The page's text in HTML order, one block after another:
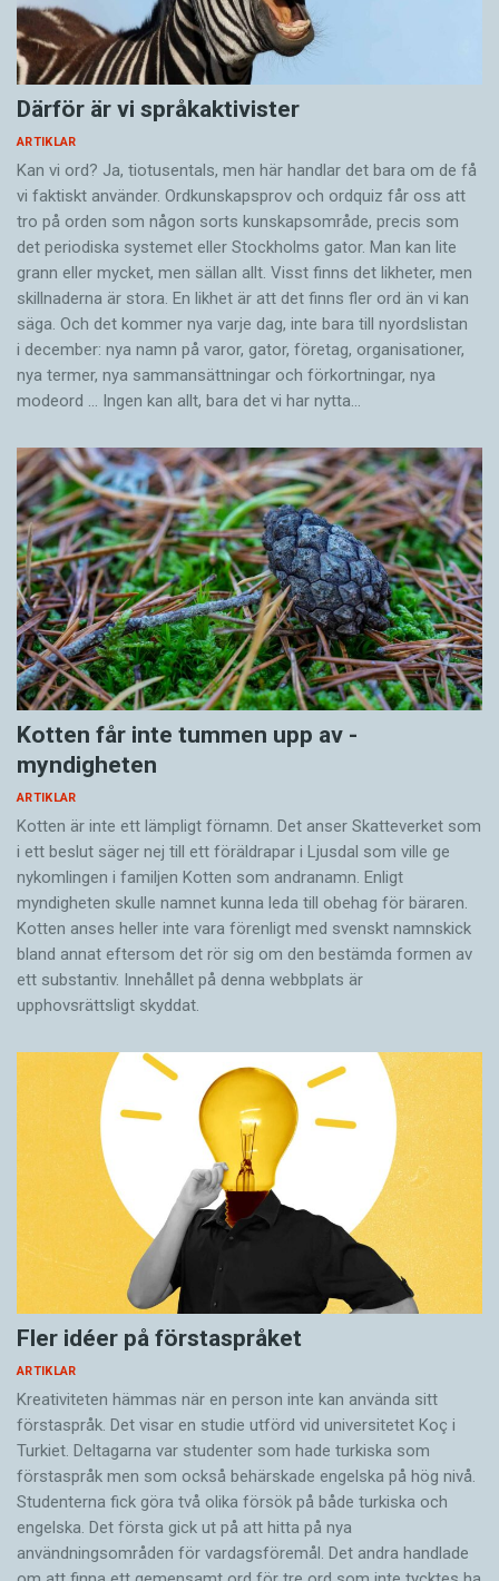
Dubbelriktad kommunikation ger fullvärdigt
samarbete
Fågeln visar människan vägen till
vaxkakorna till fågeln. Båda arterna kan
kommunicera över artgränsen.
de är hungriga, arga, keliga, stressade samt när
de vill bli utsläppta.
Studien visar att vi generellt är ganska dåliga på
att förstå våra katter – men kattälskare är
något bättre på det än personer med liten eller
ingen erfarenhet av katter. Forskarna
undersökte deltagarnas förmåga att förstå
enstaka kattläten samt serier av läten som
katter använder i en viss situation, exempelvis
när de vill gå ut. Det visade sig att vi har lättare
att tolka katternas önskemål när de upprepar
sitt budskap. För katterna verkar det alltså löna
Fotnot: Den här artikeln har tidigare publicerats
i Forskning & Framsteg 3/2017.
Tjuvlyssning banar väg för
samarbete
för rovfågeln. Lemuren tjuvlyssnar och gynnas
också av varningen. Men det sker inget samarbete.
Dubbelriktad tjuvlyssningFlera olika fågelarter
känner till varandras varningsläten. Alla arter tjänar
på att tjuvlyssna. Ett indirekt samarbete pågår.
Därför är vi språkaktivister
ARTIKLAR
Kan vi ord? Ja, tiotusentals, men här handlar det bara om de få
vi faktiskt använder. Ordkunskapsprov och ordquiz får oss att
tro på orden som någon sorts kunskapsområde, precis som
det periodiska systemet eller Stockholms gator. Man kan lite
grann eller mycket, men sällan allt. Visst finns det likheter, men
skillnaderna är stora. En likhet är att det finns fler ord än vi kan
säga. Och det kommer nya varje dag, inte bara till nyordslistan
i december: nya namn på varor, gator, företag, organisationer,
nya termer, nya samman­sättningar och förkortningar, nya
modeord … Ingen kan allt, bara det vi har nytta…
Kotten får inte tummen upp av ­
myndigheten
ARTIKLAR
Kotten är inte ett lämpligt förnamn. Det anser Skatte­verket som
i ett beslut säger nej till ett föräldra­par i Ljusdal som ville ge
nykomlingen i familjen Kotten som andranamn. Enligt
myndigheten skulle namnet kunna leda till obehag för bäraren.
Kotten anses heller inte vara förenligt med svenskt namnskick
bland annat eftersom det rör sig om den bestämda formen av
ett substantiv. Innehållet på denna webbplats är
upphovsrättsligt skyddat.
Fler idéer på förstaspråket
ARTIKLAR
Kreativiteten hämmas när en person inte kan använda sitt
förstaspråk. Det visar en studie utförd vid universitetet Koç i
Turkiet. Deltagarna var studenter som hade turkiska som
förstaspråk men som också behärskade engelska på hög nivå.
Studenterna fick göra två olika försök på både turkiska och
engelska. Det första gick ut på att hitta på nya
användningsområden för vardagsföremål. Det andra handlade